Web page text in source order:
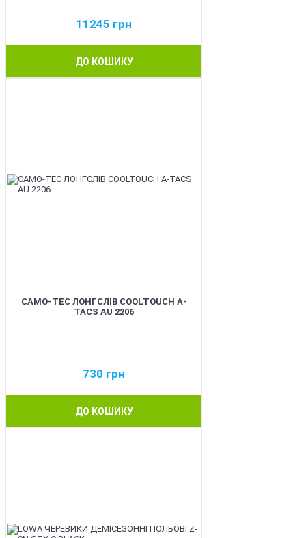
11245 грн
ДО КОШИКУ
CAMO-TEC ЛОНГСЛІВ COOLTOUCH A-
TACS AU 2206
730 грн
ДО КОШИКУ